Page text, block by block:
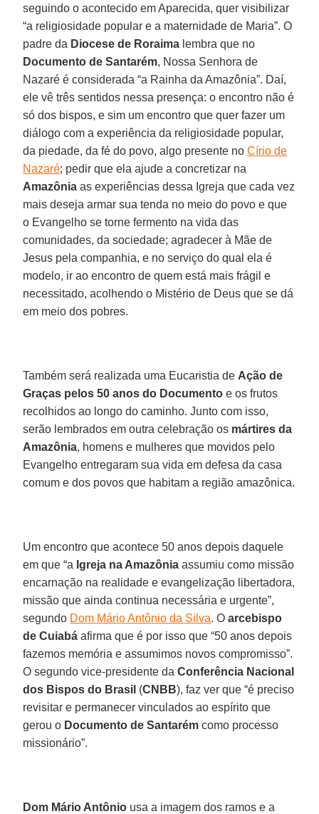
seguindo o acontecido em Aparecida, quer visibilizar
“a religiosidade popular e a maternidade de Maria”. O
padre da Diocese de Roraima lembra que no
Documento de Santarém, Nossa Senhora de
Nazaré é considerada “a Rainha da Amazônia”. Daí,
ele vê três sentidos nessa presença: o encontro não é
só dos bispos, e sim um encontro que quer fazer um
diálogo com a experiência da religiosidade popular,
da piedade, da fé do povo, algo presente noCírio de
Nazaré; pedir que ela ajude a concretizar na
Amazônia as experiências dessa Igreja que cada vez
mais deseja armar sua tenda no meio do povo e que
o Evangelho se torne fermento na vida das
comunidades, da sociedade; agradecer à Mãe de
Jesus pela companhia, e no serviço do qual ela é
modelo, ir ao encontro de quem está mais frágil e
necessitado, acolhendo o Mistério de Deus que se dá
em meio dos pobres.
Também será realizada uma Eucaristia de Ação de
Graças pelos 50 anos do Documento e os frutos
recolhidos ao longo do caminho. Junto com isso,
serão lembrados em outra celebração os mártires da
Amazônia, homens e mulheres que movidos pelo
Evangelho entregaram sua vida em defesa da casa
comum e dos povos que habitam a região amazônica.
Um encontro que acontece 50 anos depois daquele
em que “a Igreja na Amazônia assumiu como missão
encarnação na realidade e evangelização libertadora,
missão que ainda continua necessária e urgente”,
segundo Dom Mário Antônio da Silva. Oarcebispo
de Cuiabá afirma que é por isso que “50 anos depois
fazemos memória e assumimos novos compromisso”.
O segundo vice-presidente daConferência Nacional
dos Bispos do Brasil (CNBB), faz ver que “é preciso
revisitar e permanecer vinculados ao espírito que
gerou o Documento de Santarém como processo
missionário”.
Dom Mário Antônio usa a imagem dos ramos e a